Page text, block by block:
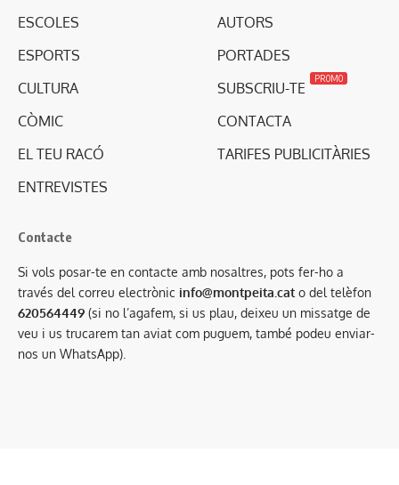
ESCOLES
ESPORTS
CULTURA
CÒMIC
EL TEU RACÓ
ENTREVISTES
AUTORS
PORTADES
SUBSCRIU-TE
PROMO
CONTACTA
TARIFES PUBLICITÀRIES
Contacte
Si vols posar-te en contacte amb nosaltres, pots fer-ho a
través del correu electrònic info@montpeita.cat o del telèfon
620564449 (si no l’agafem, si us plau, deixeu un missatge de
veu i us trucarem tan aviat com puguem, també podeu enviar-
nos un WhatsApp).